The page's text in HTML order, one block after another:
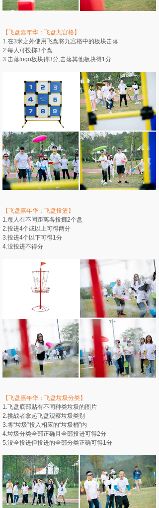
【飞盘嘉年华：飞盘九宫格】
1.在3米之外使用飞盘将九宫格中的板块击落
2.每人可投掷3个盘
3.击落logo板块得3分,击落其他板块得1分
【飞盘嘉年华：飞盘投篮】
1.每人在不同距离各投掷2个盘
2.投进4个或以上可得两分
3.投进4个以下可得1分
4.没投进不得分
【飞盘嘉年华：飞盘垃圾分类】
1.飞盘底部贴有不同种类垃圾的图片
2.挑战者拿起飞盘观察垃圾类别
3.将“垃圾”投入相应的“垃圾桶”内
4.垃圾分类全部正确且全部投进可得2分
5.没全投进但投进的全部分类正确可得1分